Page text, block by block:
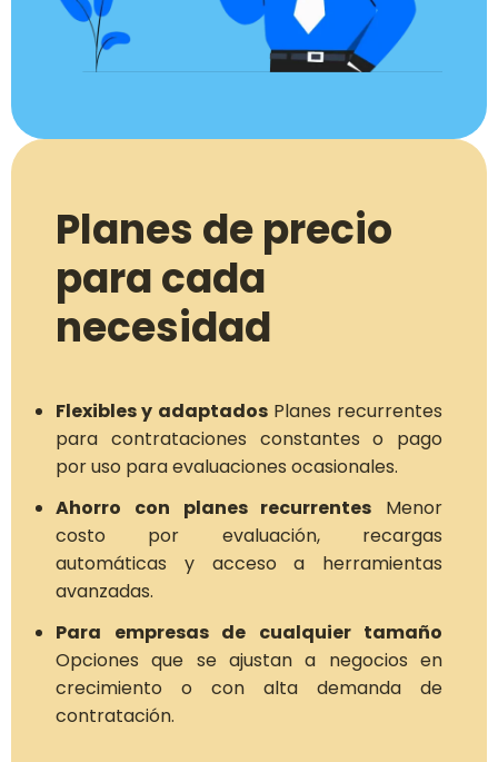
Planes de precio
para cada
necesidad
Flexibles y adaptadosPlanes recurrentes
para contrataciones constantes o pago
por uso para evaluaciones ocasionales.
Ahorro con planes recurrentes Menor
costo por evaluación, recargas
automáticas y acceso a herramientas
avanzadas.
Para empresas de cualquier tamaño
Opciones que se ajustan a negocios en
crecimiento o con alta demanda de
contratación.